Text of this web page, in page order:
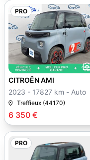
PRO
6 350 €
CITROËN AMI
2023 - 17827 km - Auto
Treffieux (44170)
PRO